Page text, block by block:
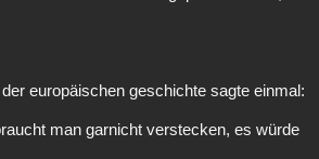
europäischen geschichte sagte einmal:
man garnicht verstecken, es würde